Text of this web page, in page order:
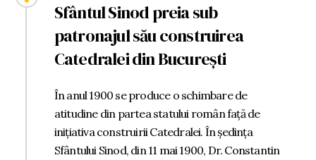
Sfântul Sinod preia sub
patronajul său construirea
Catedralei din București
În anul 1900 se produce o schimbare de
atitudine din partea statului român față de
inițiativa construirii Catedralei. În ședința
Sfântului Sinod, din 11 mai 1900, Dr. Constantin